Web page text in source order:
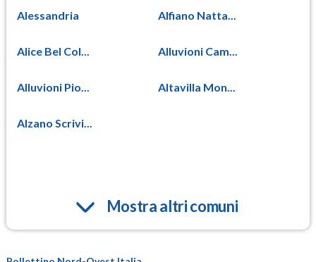
Alessandria Alfiano Natta...
Alice Bel Col... Alluvioni Cam...
Alluvioni Pio... Altavilla Mon...
Alzano Scrivi...
Mostra altri comuni